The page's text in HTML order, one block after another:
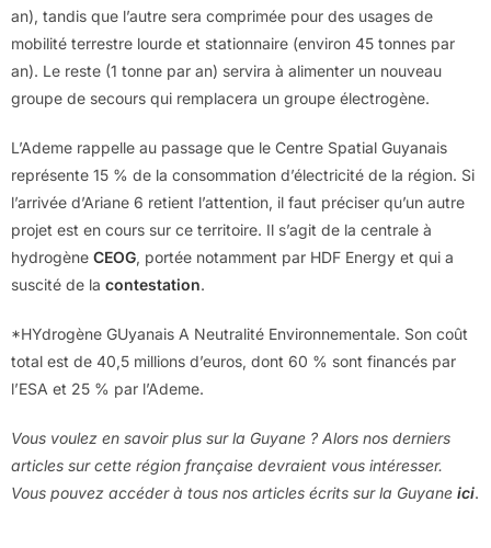
an), tandis que l’autre sera comprimée pour des usages de
mobilité terrestre lourde et stationnaire (environ 45 tonnes par
an). Le reste (1 tonne par an) servira à alimenter un nouveau
groupe de secours qui remplacera un groupe électrogène.
L’Ademe rappelle au passage que le Centre Spatial Guyanais
représente 15 % de la consommation d’électricité de la région. Si
l’arrivée d’Ariane 6 retient l’attention, il faut préciser qu’un autre
projet est en cours sur ce territoire. Il s’agit de la centrale à
hydrogène CEOG, portée notamment par HDF Energy et qui a
suscité de la contestation.
*HYdrogène GUyanais A Neutralité Environnementale. Son coût
total est de 40,5 millions d’euros, dont 60 % sont financés par
l’ESA et 25 % par l’Ademe.
Vous voulez en savoir plus sur la Guyane ? Alors nos derniers
articles sur cette région française devraient vous intéresser.
Vous pouvez accéder à tous nos articles écrits sur la Guyane ici.